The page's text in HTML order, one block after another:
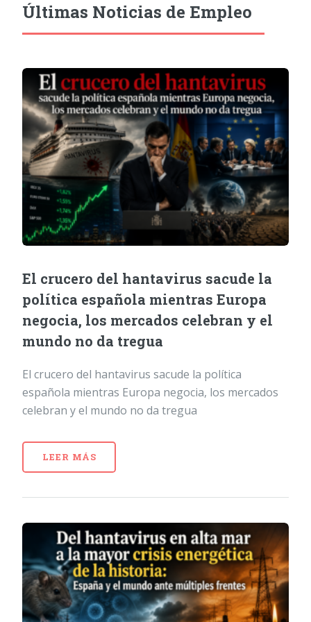
Últimas Noticias de Empleo
El crucero del hantavirus sacude la
política española mientras Europa
negocia, los mercados celebran y el
mundo no da tregua
El crucero del hantavirus sacude la política
española mientras Europa negocia, los mercados
celebran y el mundo no da tregua
LEER MÁS